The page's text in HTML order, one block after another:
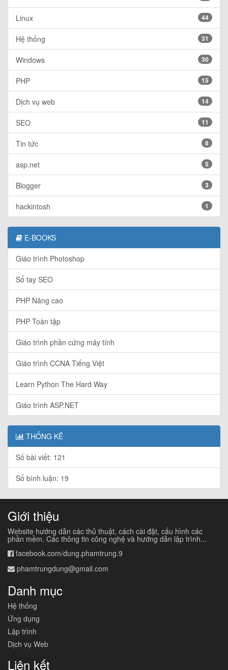
Linux 44
Hệ thống 31
Windows 30
PHP 15
Dịch vụ web 14
SEO 11
Tin tức 8
asp.net 5
Blogger 3
hackintosh 1
E-BOOKS
Giáo trình Photoshop
Sổ tay SEO
PHP Nâng cao
PHP Toàn tập
Giáo trình phần cứng máy tính
Giáo trình CCNA Tiếng Việt
Learn Python The Hard Way
Giáo trình ASP.NET
THỐNG KÊ
Số bài viết: 121
Số bình luận: 19
Giới thiệu
Website hướng dẫn các thủ thuật, cách cài đặt, cấu hình các
phần mềm. Các thông tin công nghệ và hướng dẫn lập trình...
facebook.com/dung.phamtrung.9
phamtrungdung@gmail.com
Danh mục
Hệ thống
Ứng dụng
Lập trình
Dịch vụ Web
Liên kết